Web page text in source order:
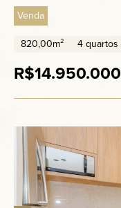
Venda
820,00m²
4 quartos
R$14.950.000